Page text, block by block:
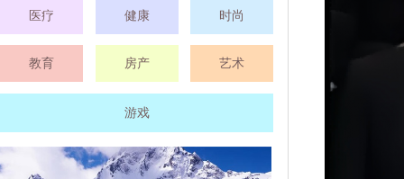
健康
医疗 时尚
教育 房产 艺术
游戏